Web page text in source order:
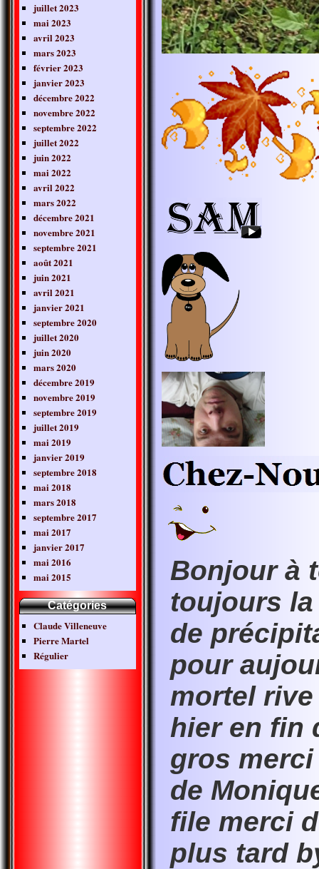
juillet 2023
mai 2023
avril 2023
mars 2023
février 2023
janvier 2023
décembre 2022
novembre 2022
septembre 2022
juillet 2022
juin 2022
mai 2022
avril 2022
mars 2022
décembre 2021
novembre 2021
septembre 2021
août 2021
juin 2021
avril 2021
janvier 2021
septembre 2020
juillet 2020
juin 2020
mars 2020
décembre 2019
novembre 2019
septembre 2019
juillet 2019
mai 2019
janvier 2019
septembre 2018
mai 2018
mars 2018
septembre 2017
mai 2017
janvier 2017
mai 2016
mai 2015
Catégories
Claude Villeneuve
Pierre Martel
Régulier
Bonjour à
toujours
de
pour
mortel
hier en fin
gros
de
file merci
plus tard